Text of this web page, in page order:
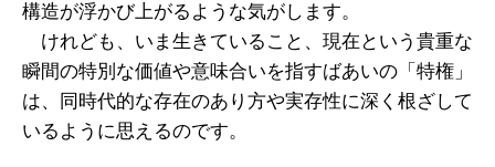
構造が浮かび上がるような気がします。
けれども、いま生きていること、現在という貴重な
瞬間の特別な価値や意味合いを指すばあいの「特権」
は、同時代的な存在のあり方や実存性に深く根ざして
いるように思えるのです。